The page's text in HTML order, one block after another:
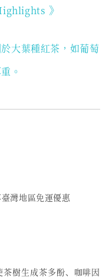
》
大葉種紅茶，如葡萄
。
灣地區免運優惠
樹生成茶多酚、咖啡因